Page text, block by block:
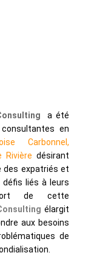
a été
en
Carbonnel,
Rivière désirant
des expatriés et
défis liés à leurs
Fort de cette
élargit
aux besoins
de